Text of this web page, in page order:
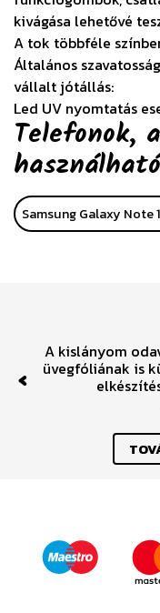
kivágása lehetővé
A tok többféle
Általános
vállalt jótállás:
Led UV nyomtatás
Telefonok,
használható
Samsung Galaxy Note
A kislányom
üvegfóliának is
Previous